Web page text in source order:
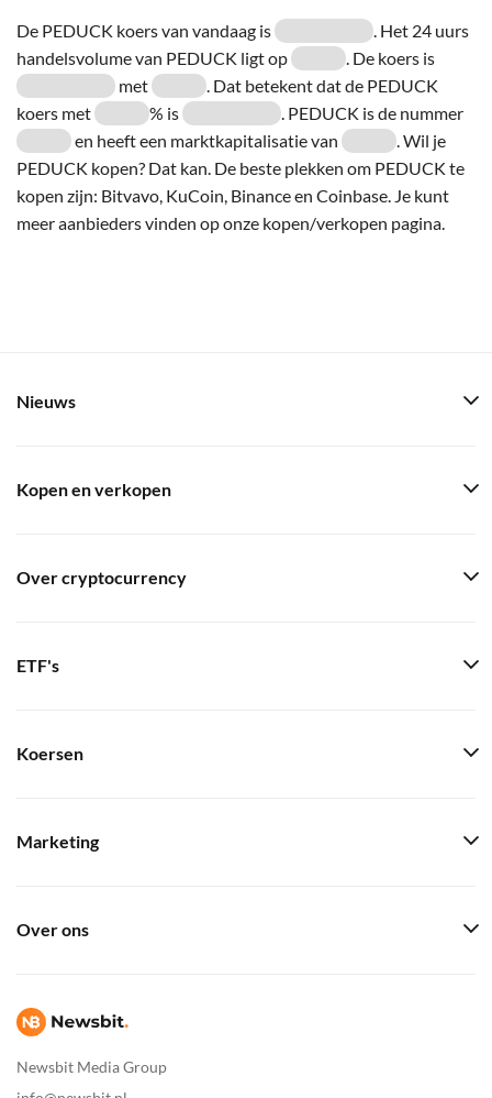
De PEDUCK koers van vandaag is
. Het 24 uurs
handelsvolume van PEDUCK ligt op
. De koers is
met
. Dat betekent dat de PEDUCK
koers met
% is
. PEDUCK is de nummer
en heeft een marktkapitalisatie van
. Wil je
PEDUCK kopen? Dat kan. De beste plekken om PEDUCK te
kopen zijn: Bitvavo, KuCoin, Binance en Coinbase. Je kunt
meer aanbieders vinden op onze kopen/verkopen pagina.
Newsbit Media Group
Nieuws
Kopen en verkopen
Over cryptocurrency
ETF's
Koersen
Marketing
Over ons